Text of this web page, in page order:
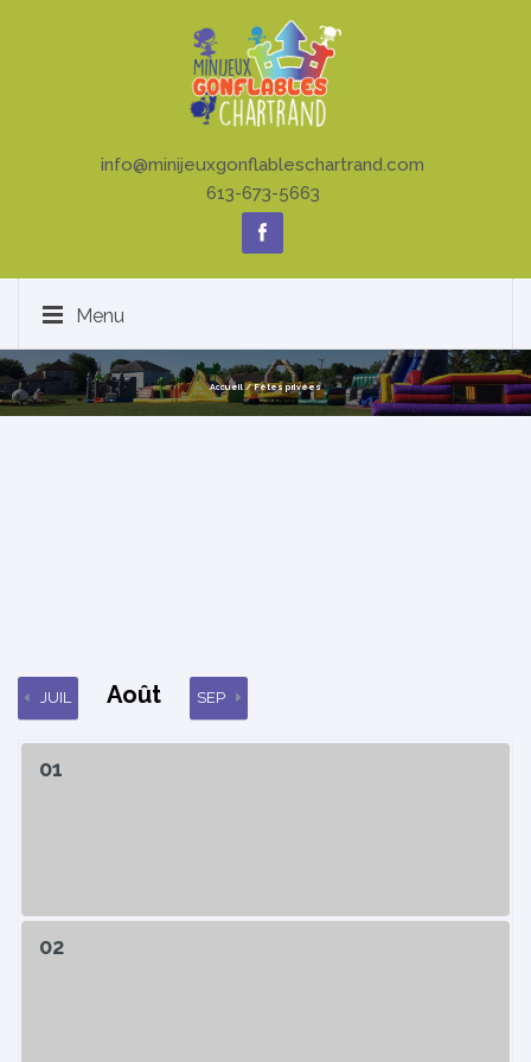
info@minijeuxgonflableschartrand.com
613-673-5663
Menu
Accueil /Fêtes privées
JUIL Août SEP
01
02